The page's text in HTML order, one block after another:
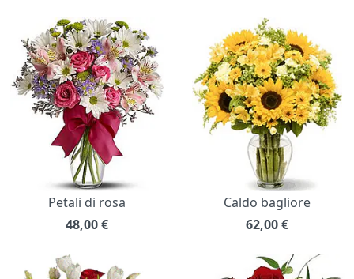
Petali di rosa
48,00€
Caldo bagliore
62,00€